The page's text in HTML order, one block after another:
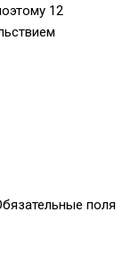
12
поля